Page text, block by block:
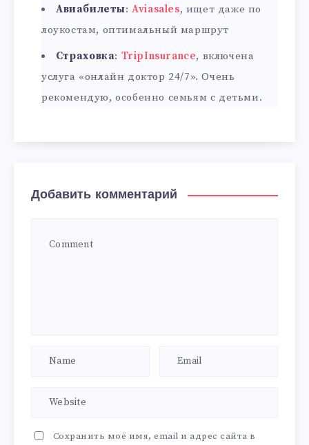
Авиабилеты:Aviasales, ищет даже по
лоукостам, оптимальный маршрут
Страховка: TripInsurance, включена
услуга «онлайн доктор 24/7». Очень
рекомендую, особенно семьям с детьми.
Добавить комментарий
Сохранить моё имя, email и адрес сайта в